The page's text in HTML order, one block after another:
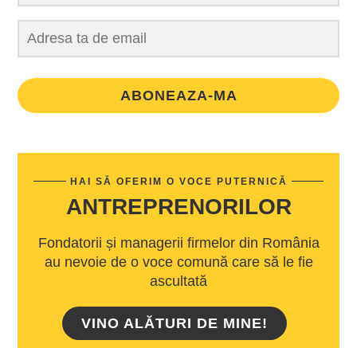
ABONEAZA-MA
HAI SĂ OFERIM O VOCE PUTERNICĂ
ANTREPRENORILOR
Fondatorii și managerii firmelor din România
au nevoie de o voce comună care să le fie
ascultată
VINO ALĂTURI DE MINE!